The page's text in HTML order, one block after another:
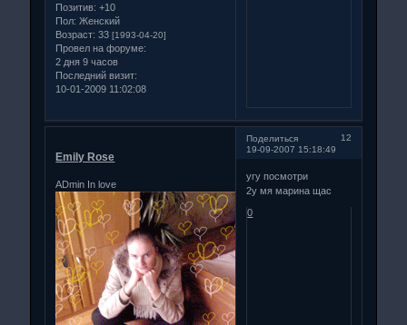
Позитив: +10
Пол: Женский
Возраст: 33[1993-04-20]
Провел на форуме:
2 дня 9 часов
Последний визит:
10-01-2009 11:02:08
Поделиться
12
19-09-2007 15:18:49
Emily Rose
ADmin In love
угу посмотри
2у мя марина щас
0